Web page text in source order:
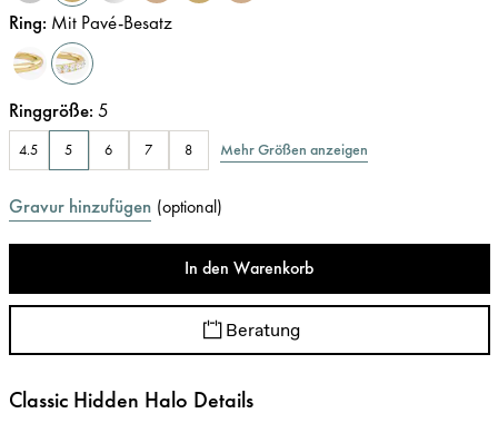
Ring: Mit Pavé-Besatz
Ringgröße: 5
4.5 5 6 7 8 Mehr Größen anzeigen
Gravur hinzufügen (optional)
In den Warenkorb
Beratung
Classic Hidden Halo Details